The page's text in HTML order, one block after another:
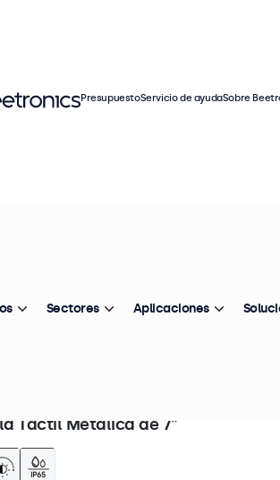
vandalismo
y continuo en entornos hostiles. Estas
carcasa metálica resistente con opciones de
Táctil Metálica de 7"
PresupuestoServicio de ayudaSobre
Sectores Aplicaciones